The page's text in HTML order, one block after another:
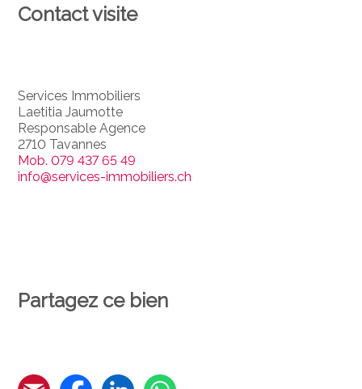
Contact visite
Services Immobiliers
Laetitia Jaumotte
Responsable Agence
2710 Tavannes
Mob.079 437 65 49
info@services-immobiliers.ch
Partagez ce bien